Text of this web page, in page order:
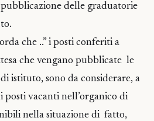
delle graduatorie
che ..” i posti conferiti a
che vengano pubblicate le
istituto, sono da considerare, a
posti vacanti nell’organico di
nella situazione di fatto,